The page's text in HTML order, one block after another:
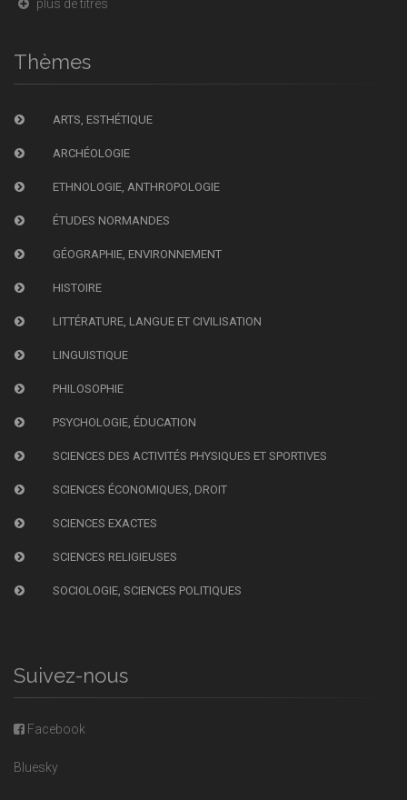
plus de titres
Thèmes
ARTS, ESTHÉTIQUE
ARCHÉOLOGIE
ETHNOLOGIE, ANTHROPOLOGIE
ÉTUDES NORMANDES
GÉOGRAPHIE, ENVIRONNEMENT
HISTOIRE
LITTÉRATURE, LANGUE ET CIVILISATION
LINGUISTIQUE
PHILOSOPHIE
PSYCHOLOGIE, ÉDUCATION
SCIENCES DES ACTIVITÉS PHYSIQUES ET SPORTIVES
SCIENCES ÉCONOMIQUES, DROIT
SCIENCES EXACTES
SCIENCES RELIGIEUSES
SOCIOLOGIE, SCIENCES POLITIQUES
Suivez-nous
Facebook
Bluesky